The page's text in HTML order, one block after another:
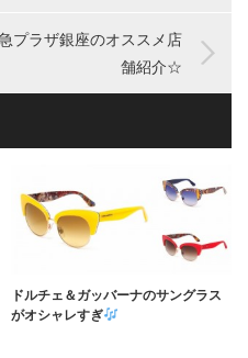
プラザ銀座のオススメ店
舗紹介☆
ドルチェ＆ガッバーナのサングラス
がオシャレすぎ